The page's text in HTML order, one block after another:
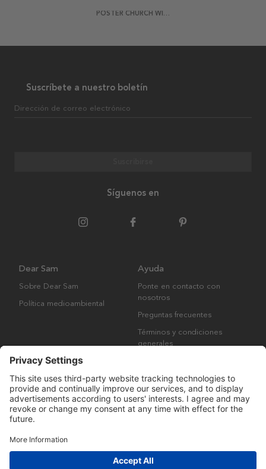
POSTER CHURCH WINDOW
Suscríbete a nuestro boletín
Dirección de correo electrónico
Síguenos en
Dear Sam
Sobre Dear Sam
Política medioambiental
Ayuda
Ponte en contacto con
nosotros
Preguntas frecuentes
Términos y condiciones
generales
Derechos de autor © Many Brands AB 2023. Todos los derechos